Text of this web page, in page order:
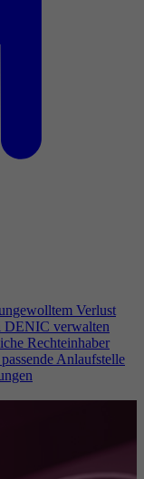
Verlust
DENIC verwalten
Rechteinhaber
Anlaufstelle